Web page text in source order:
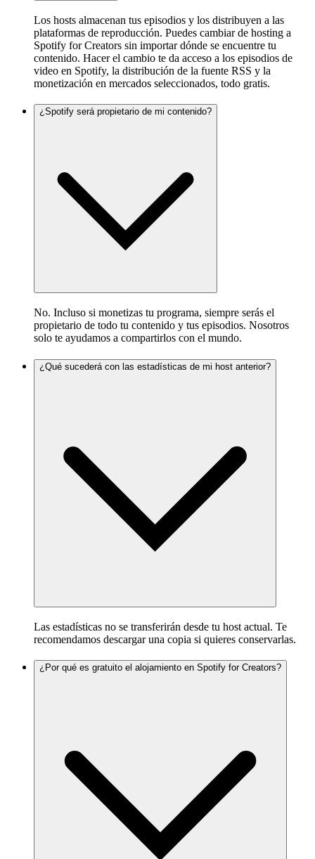
Los hosts almacenan tus episodios y los distribuyen a las
plataformas de reproducción. Puedes cambiar de hosting a
Spotify for Creators sin importar dónde se encuentre tu
contenido. Hacer el cambio te da acceso a los episodios de
video en Spotify, la distribución de la fuente RSS y la
monetización en mercados seleccionados, todo gratis.
¿Spotify será propietario de mi contenido?
No. Incluso si monetizas tu programa, siempre serás el
propietario de todo tu contenido y tus episodios. Nosotros
solo te ayudamos a compartirlos con el mundo.
¿Qué sucederá con las estadísticas de mi host anterior?
Las estadísticas no se transferirán desde tu host actual. Te
recomendamos descargar una copia si quieres conservarlas.
¿Por qué es gratuito el alojamiento en Spotify for Creators?